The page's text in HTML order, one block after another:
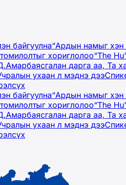
байгуулна“Ардын намыг хэн
хориглолоо“The
дарга аа, Та
ухаан л мэднэ дээ
байгуулна“Ардын намыг хэн
хориглолоо“The
дарга аа, Та
ухаан л мэднэ дээ